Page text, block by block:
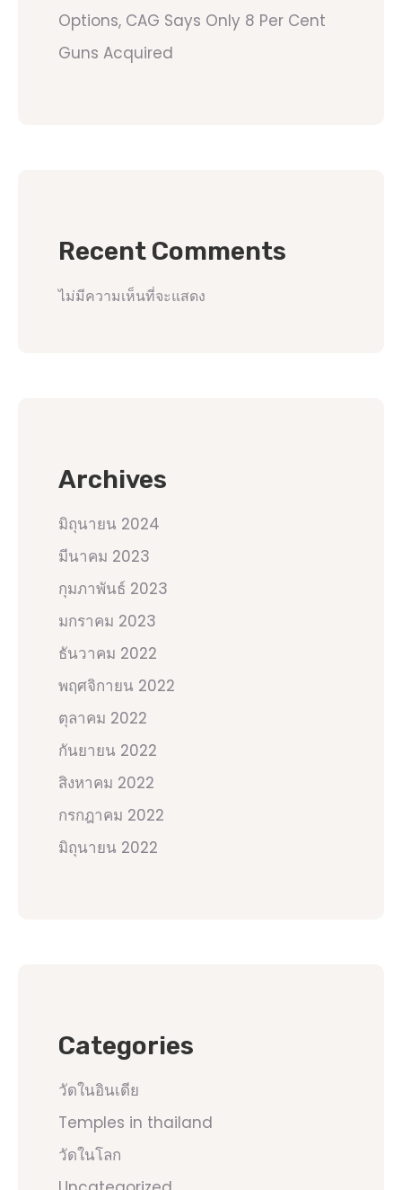
Options, CAG Says Only 8 Per Cent
Guns Acquired
Recent Comments
ไม่มีความเห็นที่จะแสดง
Archives
มิถุนายน 2024
มีนาคม 2023
กุมภาพันธ์ 2023
มกราคม 2023
ธันวาคม 2022
พฤศจิกายน 2022
ตุลาคม 2022
กันยายน 2022
สิงหาคม 2022
กรกฎาคม 2022
มิถุนายน 2022
Categories
วัดในอินเดีย
Temples in thailand
วัดในโลก